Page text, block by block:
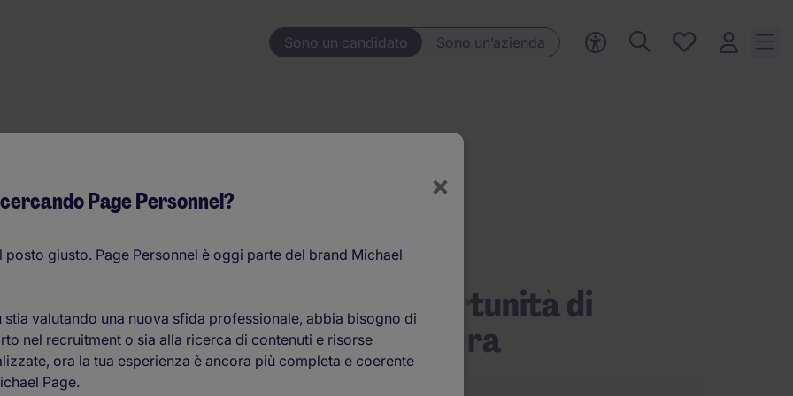
Sono un candidato Sono un’azienda
Preferiti, 0
Specialist
Opportunità di
carriera
×
Page Personnel?
posto giusto. Page Personnel è oggi parte del brand Michael
stia valutando una nuova sfida professionale, abbia bisogno di
nel recruitment o sia alla ricerca di contenuti e risorse
ora la tua esperienza è ancora più completa e coerente
Page.